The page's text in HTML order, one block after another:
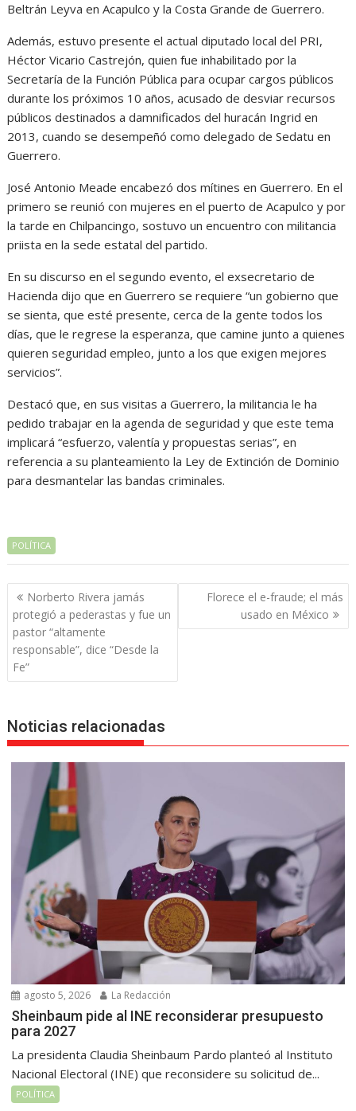
Beltrán Leyva en Acapulco y la Costa Grande de Guerrero.
Además, estuvo presente el actual diputado local del PRI,
Héctor Vicario Castrejón, quien fue inhabilitado por la
Secretaría de la Función Pública para ocupar cargos públicos
durante los próximos 10 años, acusado de desviar recursos
públicos destinados a damnificados del huracán Ingrid en
2013, cuando se desempeñó como delegado de Sedatu en
Guerrero.
José Antonio Meade encabezó dos mítines en Guerrero. En el
primero se reunió con mujeres en el puerto de Acapulco y por
la tarde en Chilpancingo, sostuvo un encuentro con militancia
priista en la sede estatal del partido.
En su discurso en el segundo evento, el exsecretario de
Hacienda dijo que en Guerrero se requiere “un gobierno que
se sienta, que esté presente, cerca de la gente todos los
días, que le regrese la esperanza, que camine junto a quienes
quieren seguridad empleo, junto a los que exigen mejores
servicios”.
Destacó que, en sus visitas a Guerrero, la militancia le ha
pedido trabajar en la agenda de seguridad y que este tema
implicará “esfuerzo, valentía y propuestas serias”, en
referencia a su planteamiento la Ley de Extinción de Dominio
para desmantelar las bandas criminales.
POLÍTICA
Navegación
de
entradas
Norberto Rivera jamás
protegió a pederastas y fue un
pastor “altamente
responsable”, dice “Desde la
Fe”
Florece el e-fraude; el más
usado en México
Noticias relacionadas
agosto 5, 2026 La Redacción
Sheinbaum pide al INE reconsiderar presupuesto
para 2027
La presidenta Claudia Sheinbaum Pardo planteó al Instituto
Nacional Electoral (INE) que reconsidere su solicitud de...
POLÍTICA